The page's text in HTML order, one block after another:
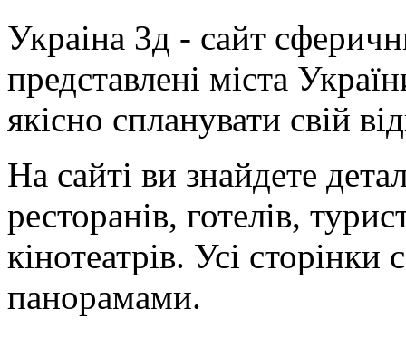
Украіна 3д - сайт
представлені міста
якісно спланувати свій
На сайті ви знайдете
ресторанів, готелів,
кінотеатрів. Усі
панорамами.